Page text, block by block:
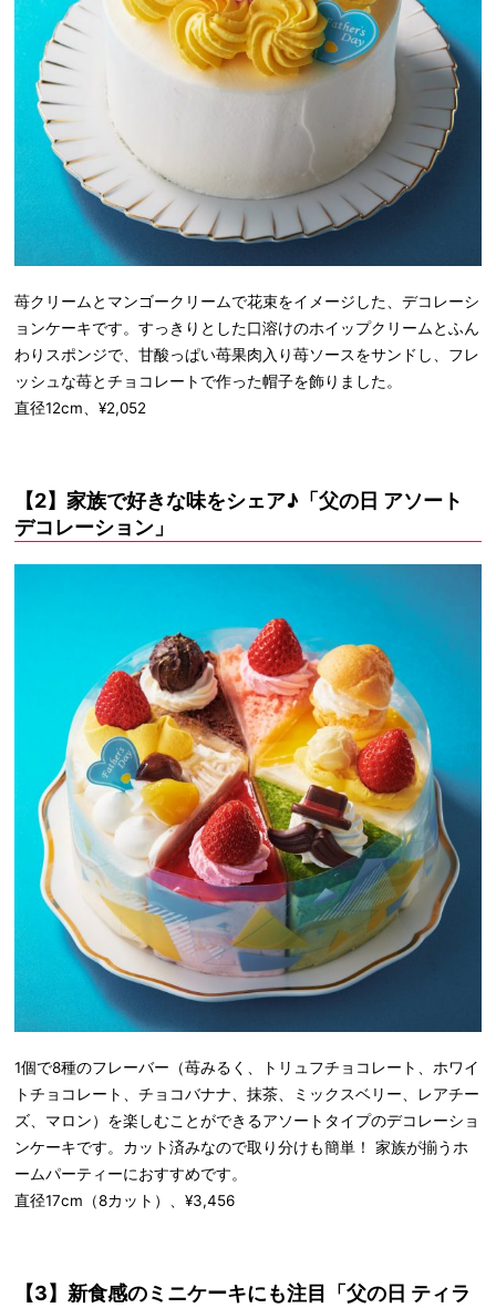
苺クリームとマンゴークリームで花束をイメージした、デコレーシ
ョンケーキです。すっきりとした口溶けのホイップクリームとふん
わりスポンジで、甘酸っぱい苺果肉入り苺ソースをサンドし、フレ
ッシュな苺とチョコレートで作った帽子を飾りました。
直径12cm、¥2,052
【2】家族で好きな味をシェア♪「父の日 アソート
デコレーション」
1個で8種のフレーバー（苺みるく、トリュフチョコレート、ホワイ
トチョコレート、チョコバナナ、抹茶、ミックスベリー、レアチー
ズ、マロン）を楽しむことができるアソートタイプのデコレーショ
ンケーキです。カット済みなので取り分けも簡単！ 家族が揃うホ
ームパーティーにおすすめです。
直径17cm（8カット）、¥3,456
【3】新食感のミニケーキにも注目「父の日 ティラ